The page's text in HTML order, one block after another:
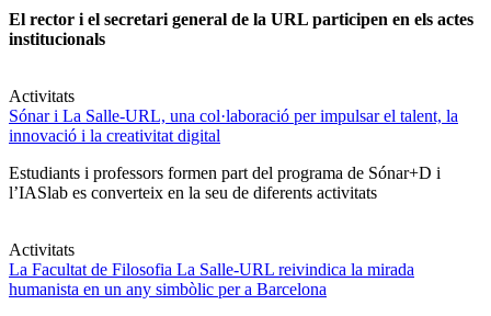
El rector i el secretari general de la URL participen en els actes
institucionals
Activitats
Sónar i La Salle-URL, una col·laboració per impulsar el talent, la
innovació i la creativitat digital
Estudiants i professors formen part del programa de Sónar+D i
l’IASlab es converteix en la seu de diferents activitats
Activitats
La Facultat de Filosofia La Salle-URL reivindica la mirada
humanista en un any simbòlic per a Barcelona